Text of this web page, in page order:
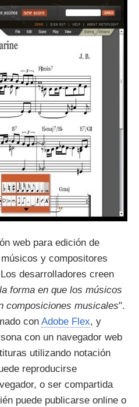
web para edición de
y compositores
desarrolladores creen
forma en que los músicos
composiciones musicales".
con Adobe Flex, y
con un navegador web
utilizando notación
reproducirse
o ser compartida
puede publicarse online o